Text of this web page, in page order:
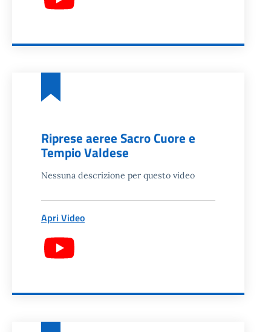
Riprese aeree Sacro Cuore e
Tempio Valdese
Nessuna descrizione per questo video
Apri Video